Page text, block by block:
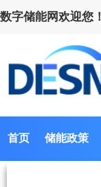
数字储能网欢迎您！
首页 储能政策